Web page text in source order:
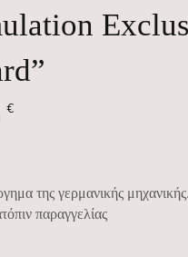
€
της γερμανικής μηχανικής.
παραγγελίας